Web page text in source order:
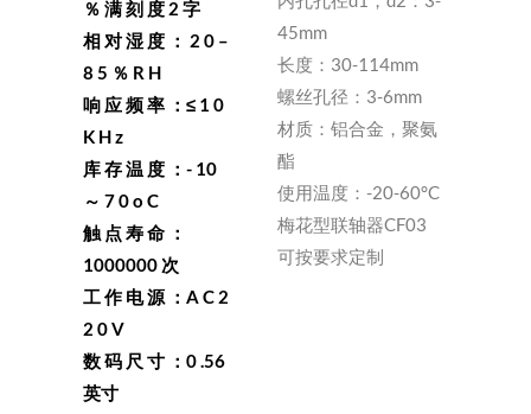
％ 满 刻 度 2 字
相 对 湿 度 ： 2 0 –
8 5 ％ R H
响 应 频 率 ：≤ 1 0
K H z
库 存 温 度 ：- 10
～ 7 0 o C
触 点 寿 命 ：
1000000 次
工 作 电 源 ：A C 2
2 0 V
数 码 尺 寸 ：0 .56
英寸
45mm
长度：30-114mm
螺丝孔径：3-6mm
材质：铝合金，聚氨
酯
使用温度：-20-60°C
梅花型联轴器CF03
可按要求定制